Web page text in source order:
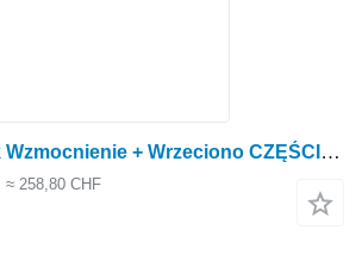
Drążek Wspornik Wzmocnienie + Wrzeciono CZĘŚCI Fendt 930 933 936 GEN 7 Stangenhalterungsverstärkung + Spindelteile für Fendt 930 933 936 GEN 7 Radtraktor
≈ 258,80 CHF